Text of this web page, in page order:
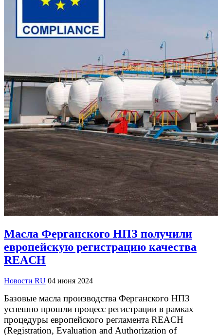
Масла Ферганского НПЗ получили
европейскую регистрацию качества
REACH
Новости RU 04 июня 2024
Базовые масла производства Ферганского НПЗ
успешно прошли процесс регистрации в рамках
процедуры европейского регламента REACH
(Registration, Evaluation and Authorization of